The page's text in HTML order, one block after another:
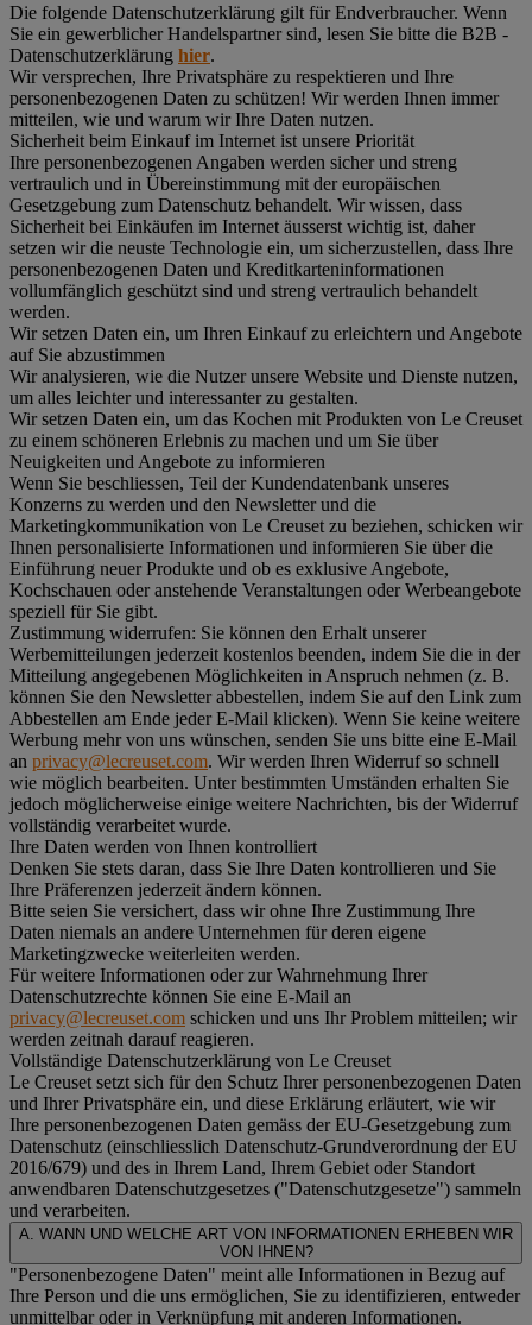
Die folgende Datenschutzerklärung gilt für Endverbraucher. Wenn
Sie ein gewerblicher Handelspartner sind, lesen Sie bitte die B2B -
Datenschutzerklärung hier.
Wir versprechen, Ihre Privatsphäre zu respektieren und Ihre
personenbezogenen Daten zu schützen! Wir werden Ihnen immer
mitteilen, wie und warum wir Ihre Daten nutzen.
Sicherheit beim Einkauf im Internet ist unsere Priorität
Ihre personenbezogenen Angaben werden sicher und streng
vertraulich und in Übereinstimmung mit der europäischen
Gesetzgebung zum Datenschutz behandelt. Wir wissen, dass
Sicherheit bei Einkäufen im Internet äusserst wichtig ist, daher
setzen wir die neuste Technologie ein, um sicherzustellen, dass Ihre
personenbezogenen Daten und Kreditkarteninformationen
vollumfänglich geschützt sind und streng vertraulich behandelt
werden.
Wir setzen Daten ein, um Ihren Einkauf zu erleichtern und Angebote
auf Sie abzustimmen
Wir analysieren, wie die Nutzer unsere Website und Dienste nutzen,
um alles leichter und interessanter zu gestalten.
Wir setzen Daten ein, um das Kochen mit Produkten von Le Creuset
zu einem schöneren Erlebnis zu machen und um Sie über
Neuigkeiten und Angebote zu informieren
Wenn Sie beschliessen, Teil der Kundendatenbank unseres
Konzerns zu werden und den Newsletter und die
Marketingkommunikation von Le Creuset zu beziehen, schicken wir
Ihnen personalisierte Informationen und informieren Sie über die
Einführung neuer Produkte und ob es exklusive Angebote,
Kochschauen oder anstehende Veranstaltungen oder Werbeangebote
speziell für Sie gibt.
Zustimmung widerrufen: Sie können den Erhalt unserer
Werbemitteilungen jederzeit kostenlos beenden, indem Sie die in der
Mitteilung angegebenen Möglichkeiten in Anspruch nehmen (z. B.
können Sie den Newsletter abbestellen, indem Sie auf den Link zum
Abbestellen am Ende jeder E-Mail klicken). Wenn Sie keine weitere
Werbung mehr von uns wünschen, senden Sie uns bitte eine E-Mail
an privacy@lecreuset.com. Wir werden Ihren Widerruf so schnell
wie möglich bearbeiten. Unter bestimmten Umständen erhalten Sie
jedoch möglicherweise einige weitere Nachrichten, bis der Widerruf
vollständig verarbeitet wurde.
Ihre Daten werden von Ihnen kontrolliert
Denken Sie stets daran, dass Sie Ihre Daten kontrollieren und Sie
Ihre Präferenzen jederzeit ändern können.
Bitte seien Sie versichert, dass wir ohne Ihre Zustimmung Ihre
Daten niemals an andere Unternehmen für deren eigene
Marketingzwecke weiterleiten werden.
Für weitere Informationen oder zur Wahrnehmung Ihrer
Datenschutzrechte können Sie eine E-Mail an
privacy@lecreuset.com schicken und uns Ihr Problem mitteilen; wir
werden zeitnah darauf reagieren.
Vollständige Datenschutzerklärung von Le Creuset
Le Creuset setzt sich für den Schutz Ihrer personenbezogenen Daten
und Ihrer Privatsphäre ein, und diese Erklärung erläutert, wie wir
Ihre personenbezogenen Daten gemäss der EU-Gesetzgebung zum
Datenschutz (einschliesslich Datenschutz-Grundverordnung der EU
2016/679) und des in Ihrem Land, Ihrem Gebiet oder Standort
anwendbaren Datenschutzgesetzes ("Datenschutzgesetze") sammeln
und verarbeiten.
A. WANN UND WELCHE ART VON INFORMATIONEN ERHEBEN WIR
VON IHNEN?
"Personenbezogene Daten" meint alle Informationen in Bezug auf
Ihre Person und die uns ermöglichen, Sie zu identifizieren, entweder
unmittelbar oder in Verknüpfung mit anderen Informationen.